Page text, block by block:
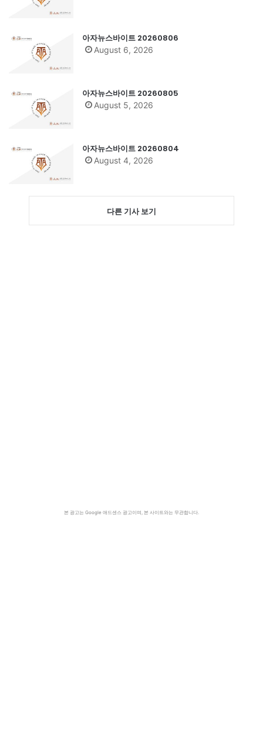
아자뉴스바이트 20260806
August 6, 2026
아자뉴스바이트 20260805
August 5, 2026
아자뉴스바이트 20260804
August 4, 2026
다른 기사 보기
본 광고는 Google 애드센스 광고이며, 본 사이트와는 무관합니다.